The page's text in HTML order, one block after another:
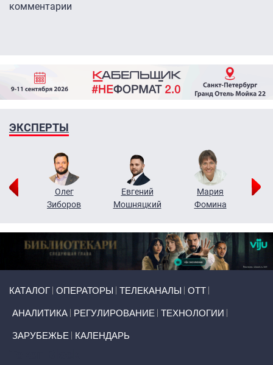
комментарии
ЭКСПЕРТЫ
Олег
Зиборов
Евгений
Мошняцкий
Мария
Фомина
КАТАЛОГ ОПЕРАТОРЫ ТЕЛЕКАНАЛЫ ОТТ
АНАЛИТИКА РЕГУЛИРОВАНИЕ ТЕХНОЛОГИИ
ЗАРУБЕЖЬЕ КАЛЕНДАРЬ